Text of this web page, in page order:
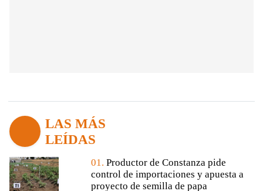
LAS MÁS
LEÍDAS
01. Productor de Constanza pide
control de importaciones y apuesta a
proyecto de semilla de papa